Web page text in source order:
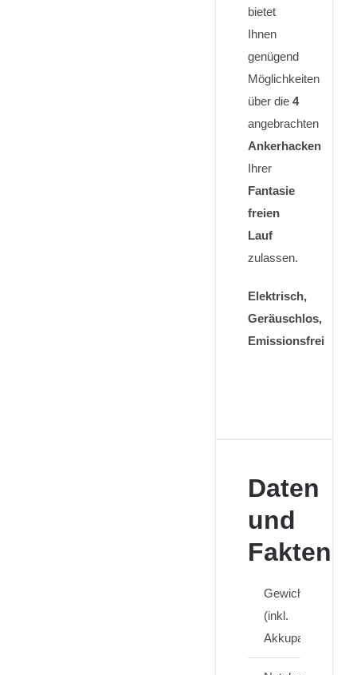
bietet
Ihnen
genügend
Möglichkeiten
über die 4
angebrachten
Ankerhacken
Ihrer
Fantasie
freien
Lauf
zulassen.
Elektrisch,
Geräuschlos,
Emissionsfrei
Daten
und
Fakten
Gewicht
(inkl.
Akkupack)